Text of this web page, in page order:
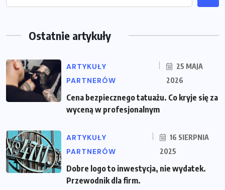
Ostatnie artykuły
ARTYKUŁY
PARTNERÓW
25 MAJA
2026
Cena bezpiecznego tatuażu. Co kryje się za
wyceną w profesjonalnym
ARTYKUŁY
PARTNERÓW
16 SIERPNIA
2025
Dobre logo to inwestycja, nie wydatek.
Przewodnik dla firm.